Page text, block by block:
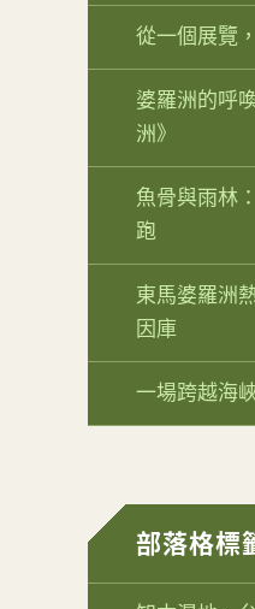
從一個展覽
婆羅洲的呼
洲》
魚骨與雨林
跑
東馬婆羅洲
因庫
一場跨越海
部落格標